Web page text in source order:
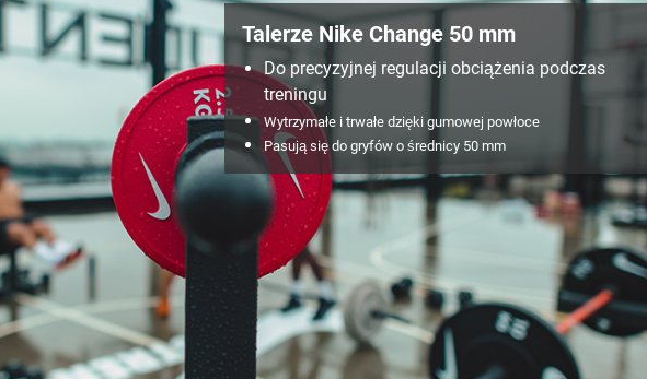
Talerze Nike Change 50 mm
Do precyzyjnej regulacji obciążenia podczas
treningu
Wytrzymałe i trwałe dzięki gumowej powłoce
Pasują się do gryfów o średnicy 50 mm